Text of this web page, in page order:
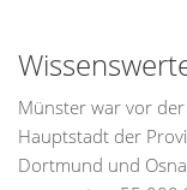
Münster war vor
Hauptstadt der
Dortmund und